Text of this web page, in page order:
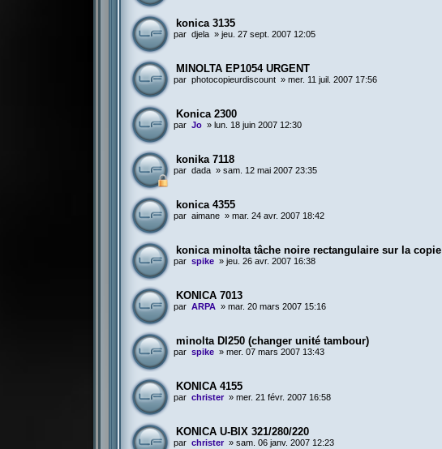
konica 3135
par djela »jeu. 27 sept. 2007 12:05
MINOLTA EP1054 URGENT
par photocopieurdiscount »mer. 11 juil. 2007 17:56
Konica 2300
par Jo » lun. 18 juin 2007 12:30
konika 7118
par dada »sam. 12 mai 2007 23:35
konica 4355
par aimane »mar. 24 avr. 2007 18:42
konica minolta tâche noire rectangulaire sur la copie
par spike »jeu. 26 avr. 2007 16:38
KONICA 7013
par ARPA »mar. 20 mars 2007 15:16
minolta DI250 (changer unité tambour)
par spike »mer. 07 mars 2007 13:43
KONICA 4155
par christer »mer. 21 févr. 2007 16:58
KONICA U-BIX 321/280/220
par christer »sam. 06 janv. 2007 12:23